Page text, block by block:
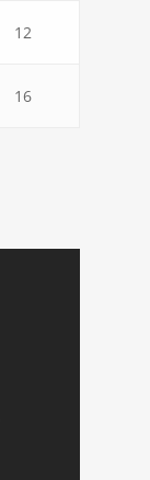
12
16